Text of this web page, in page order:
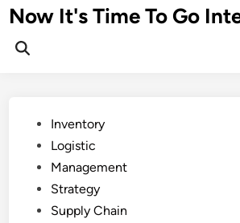
Skip
to
content
Now It's Time To Go
PostedInventory
Logistic
Management
Strategy
Supply Chain